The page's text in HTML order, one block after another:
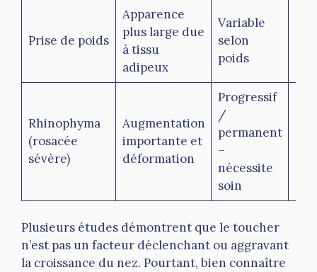
Prise de poids
Apparence
plus large due
à tissu
adipeux
Variable
selon
poids
Rhinophyma
(rosacée
sévère)
Augmentation
importante et
déformation
Progressif
/
permanent
–
nécessite
soin
Plusieurs études démontrent que le toucher
n’est pas un facteur déclenchant ou aggravant
la croissance du nez. Pourtant, bien connaître